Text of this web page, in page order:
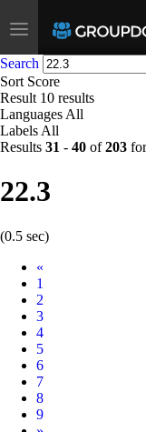
Toggle
navigation
Search
Sort Score
Result 10 results
Languages All
Labels All
Results 31 - 40 of203 for
22.3
(0.5 sec)
«
1
2
3
4
5
6
7
8
9